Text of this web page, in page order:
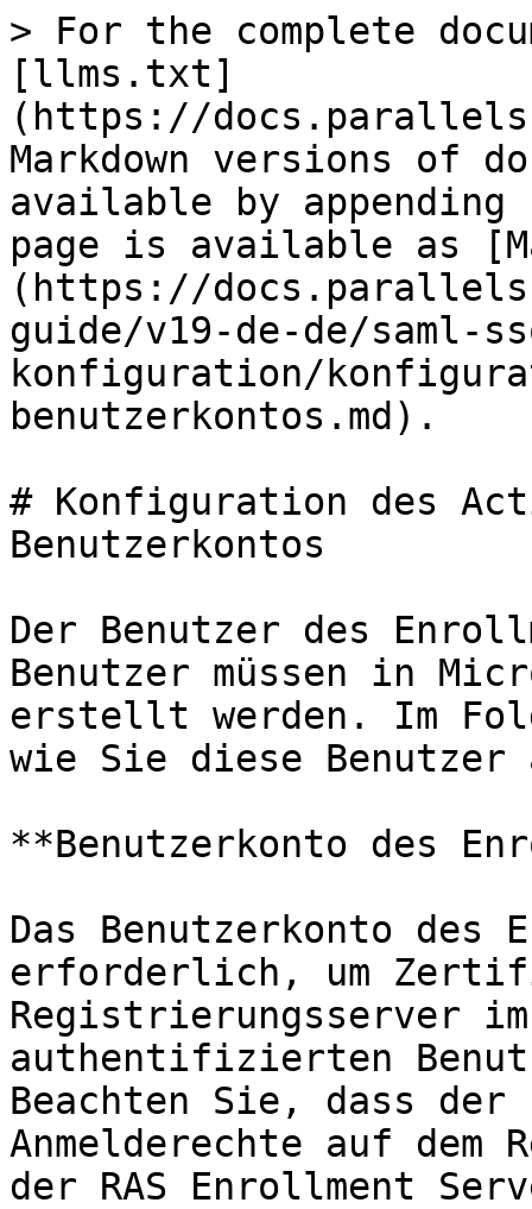
> For the complete
[llms.txt]
(https://
Markdown versions of
available by
page is available as
(https://
guide/v19-de-de/saml-
konfiguration/
benutzerkontos.md).
# Konfiguration des
Benutzerkontos
Der Benutzer des
Benutzer müssen in
erstellt werden. Im
wie Sie diese Benutzer
**Benutzerkonto des
Das Benutzerkonto des
erforderlich, um
Registrierungsserver im
authentifizierten
Beachten Sie, dass der
Anmelderechte auf dem
der RAS Enrollment